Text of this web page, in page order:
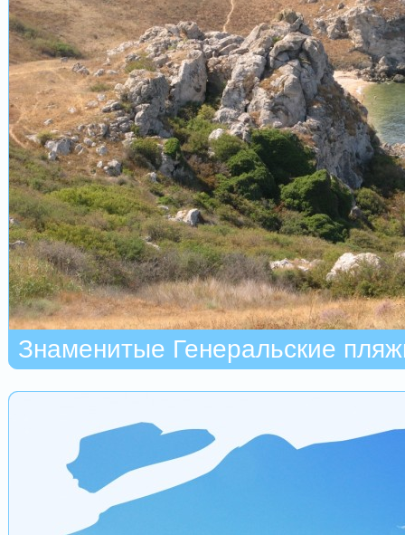
Знаменитые Генеральские